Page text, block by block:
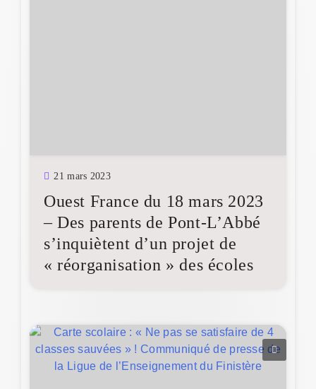
21 mars 2023
Ouest France du 18 mars 2023
– Des parents de Pont-L’Abbé
s’inquiètent d’un projet de
« réorganisation » des écoles